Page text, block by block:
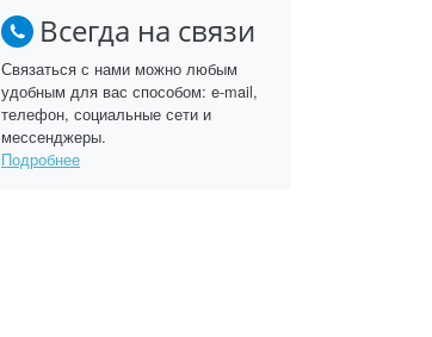
Всегда на связи
Связаться с нами можно любым
удобным для вас способом: e-mail,
телефон, социальные сети и
мессенджеры.
Подробнее